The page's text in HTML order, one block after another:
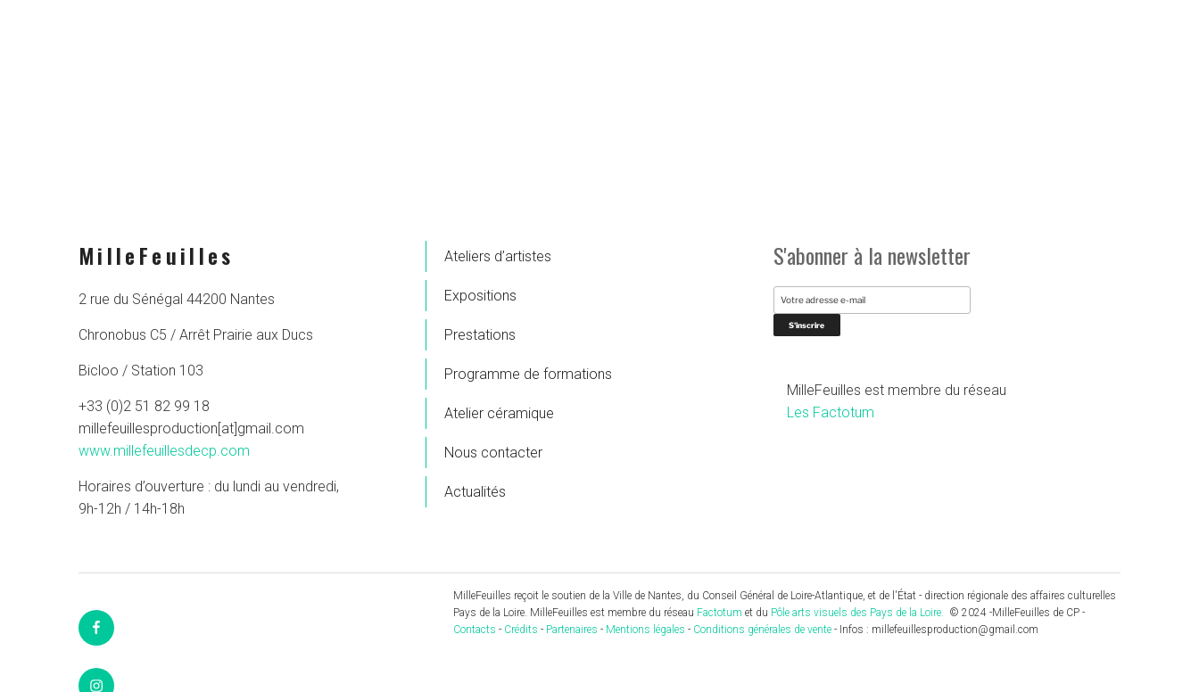
MilleFeuilles
2 rue du Sénégal 44200 Nantes
Chronobus C5 / Arrêt Prairie aux Ducs
Bicloo / Station 103
+33 (0)2 51 82 99 18
millefeuillesproduction[at]gmail.com
www.millefeuillesdecp.com
Horaires d’ouverture : du lundi au vendredi,
9h-12h / 14h-18h
Ateliers d’artistes
Expositions
Prestations
Programme de formations
Atelier céramique
Nous contacter
Actualités
S'abonner à la newsletter
MilleFeuilles est membre du réseau
Les Factotum
Facebook
Instagram
MilleFeuilles reçoit le soutien de la Ville de Nantes, du Conseil Général de Loire-Atlantique, et de l'État - direction régionale des affaires culturelles
Pays de la Loire. MilleFeuilles est membre du réseau Factotum et du Pôle arts visuels des Pays de la Loire.
© 2024 -MilleFeuilles de CP -
Contacts - Crédits - Partenaires - Mentions légales - Conditions générales de vente - Infos : millefeuillesproduction@gmail.com